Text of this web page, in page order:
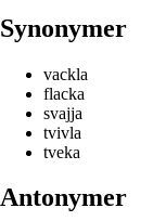
Synonymer
vackla
flacka
svajja
tvivla
tveka
Antonymer